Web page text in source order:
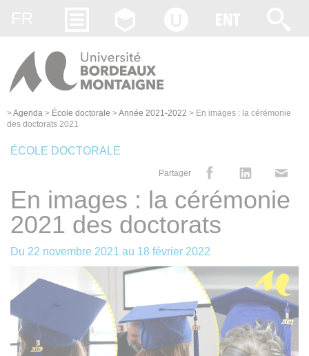
>Agenda > École doctorale >Année 2021-2022 > En images : la cérémonie
des doctorats 2021
ÉCOLE DOCTORALE
Partager
En images : la cérémonie
2021 des doctorats
Du 22 novembre 2021 au 18 février 2022